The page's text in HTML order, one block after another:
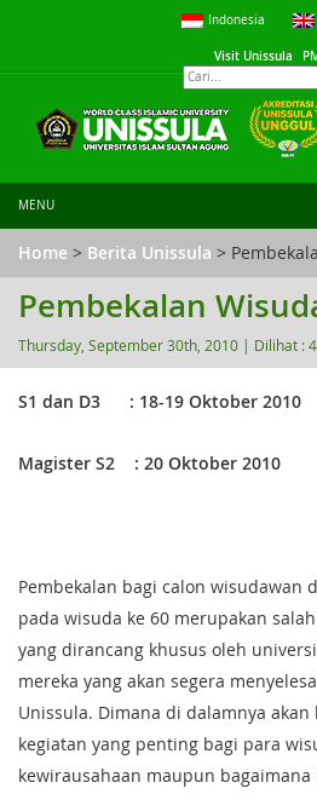
Indonesia
Visit Unissula
MENU
Home > Berita Unissula >
Pembekalan
Thursday, September 30th, 2010 | Dilihat :
S1 dan D3 : 18-19 Oktober 2010
Magister S2 : 20 Oktober 2010
Pembekalan bagi calon wisudawan
pada wisuda ke 60 merupakan
yang dirancang khusus oleh
mereka yang akan segera
Unissula. Dimana di dalamnya
kegiatan yang penting bagi para
kewirausahaan maupun